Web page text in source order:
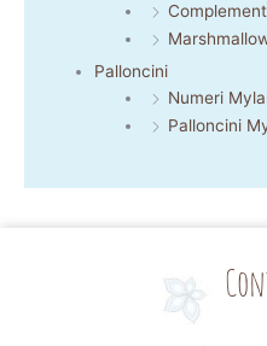
Palloncini
Numeri
Palloncini